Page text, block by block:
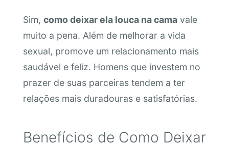
Sim, como deixar ela louca na camavale
muito a pena. Além de melhorar a vida
sexual, promove um relacionamento mais
saudável e feliz. Homens que investem no
prazer de suas parceiras tendem a ter
relações mais duradouras e satisfatórias.
Benefícios de Como Deixar